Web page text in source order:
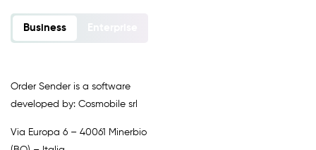
Business
Order Sender is a software
developed by: Cosmobile srl
Via Europa 6 – 40061 Minerbio